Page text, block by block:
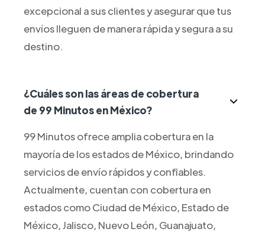
excepcional a sus clientes y asegurar que tus
envíos lleguen de manera rápida y segura a su
destino.
¿Cuáles son las áreas de cobertura
de 99 Minutos en México?
99 Minutos ofrece amplia cobertura en la
mayoría de los estados de México, brindando
servicios de envío rápidos y confiables.
Actualmente, cuentan con cobertura en
estados como Ciudad de México, Estado de
México, Jalisco, Nuevo León, Guanajuato,